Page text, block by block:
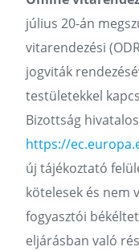
július 20-án
vitarendezési
jogviták
testületekkel
Bizottság
https://
új tájékoztató
kötelesek és nem
fogyasztói
eljárásban való